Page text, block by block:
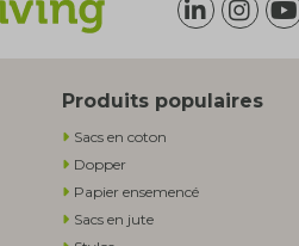
Produits populaires
Sacs en coton
Dopper
Papier ensemencé
Sacs en jute